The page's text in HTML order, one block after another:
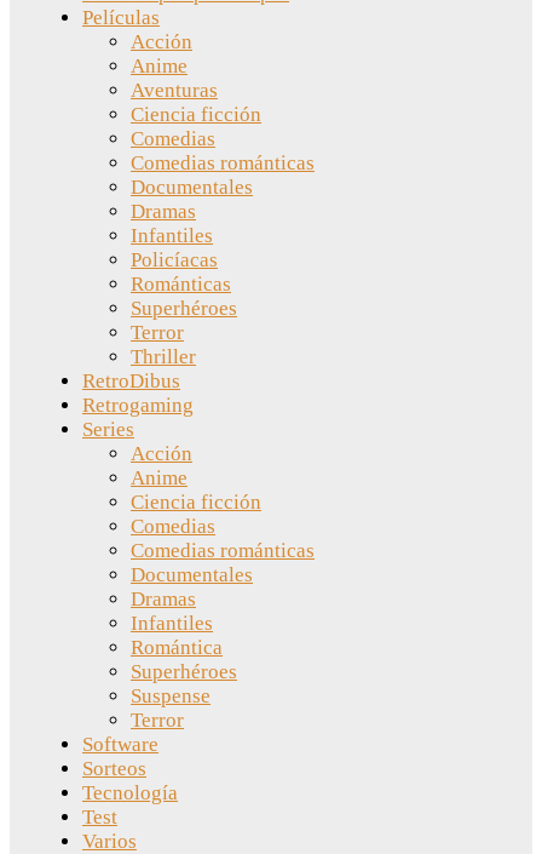
Películas
Acción
Anime
Aventuras
Ciencia ficción
Comedias
Comedias románticas
Documentales
Dramas
Infantiles
Policíacas
Románticas
Superhéroes
Terror
Thriller
RetroDibus
Retrogaming
Series
Acción
Anime
Ciencia ficción
Comedias
Comedias románticas
Documentales
Dramas
Infantiles
Romántica
Superhéroes
Suspense
Terror
Software
Sorteos
Tecnología
Test
Varios